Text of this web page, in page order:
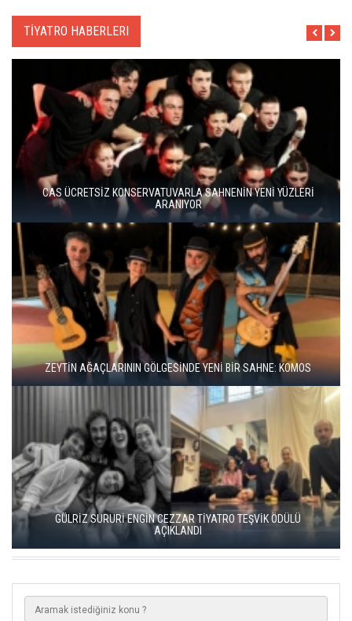
TİYATRO HABERLERI
BERGAMA BİR KEZ DAHA TİYATRONUN SAHNESİ OLUYOR
BBT’DE REKOR SEYİRCİ, YENİ REPERTUVAR
KISALAR, ÇAĞIN ÇELİŞKİLERİNİ SAHNEYE TAŞIYOR